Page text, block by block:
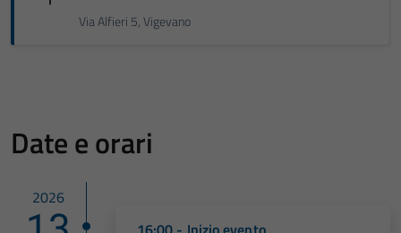
Via Alfieri 5, Vigevano
Date e orari
2026